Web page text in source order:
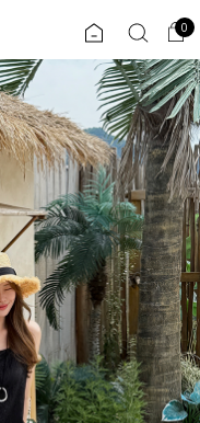
0
ENG
TW
JP
회원혜택 입
COMMUNITY
루시브
0